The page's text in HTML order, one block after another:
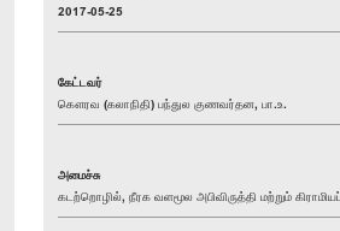
2017-05-25
கேட்டவர்
கௌரவ (கலாநிதி) பந்துல குணவர்தன, பா.உ.
அமைச்சு
கடற்றொழில், நீரக வளமூல அபிவிருத்தி மற்றும்